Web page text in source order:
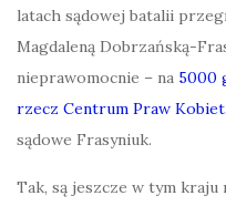
latach sądowej batalii
Magdaleną Dobrzańską-
nieprawomocnie – na 5000
rzecz Centrum Praw Kobiet.
sądowe Frasyniuk.
Tak, są jeszcze w tym kraju